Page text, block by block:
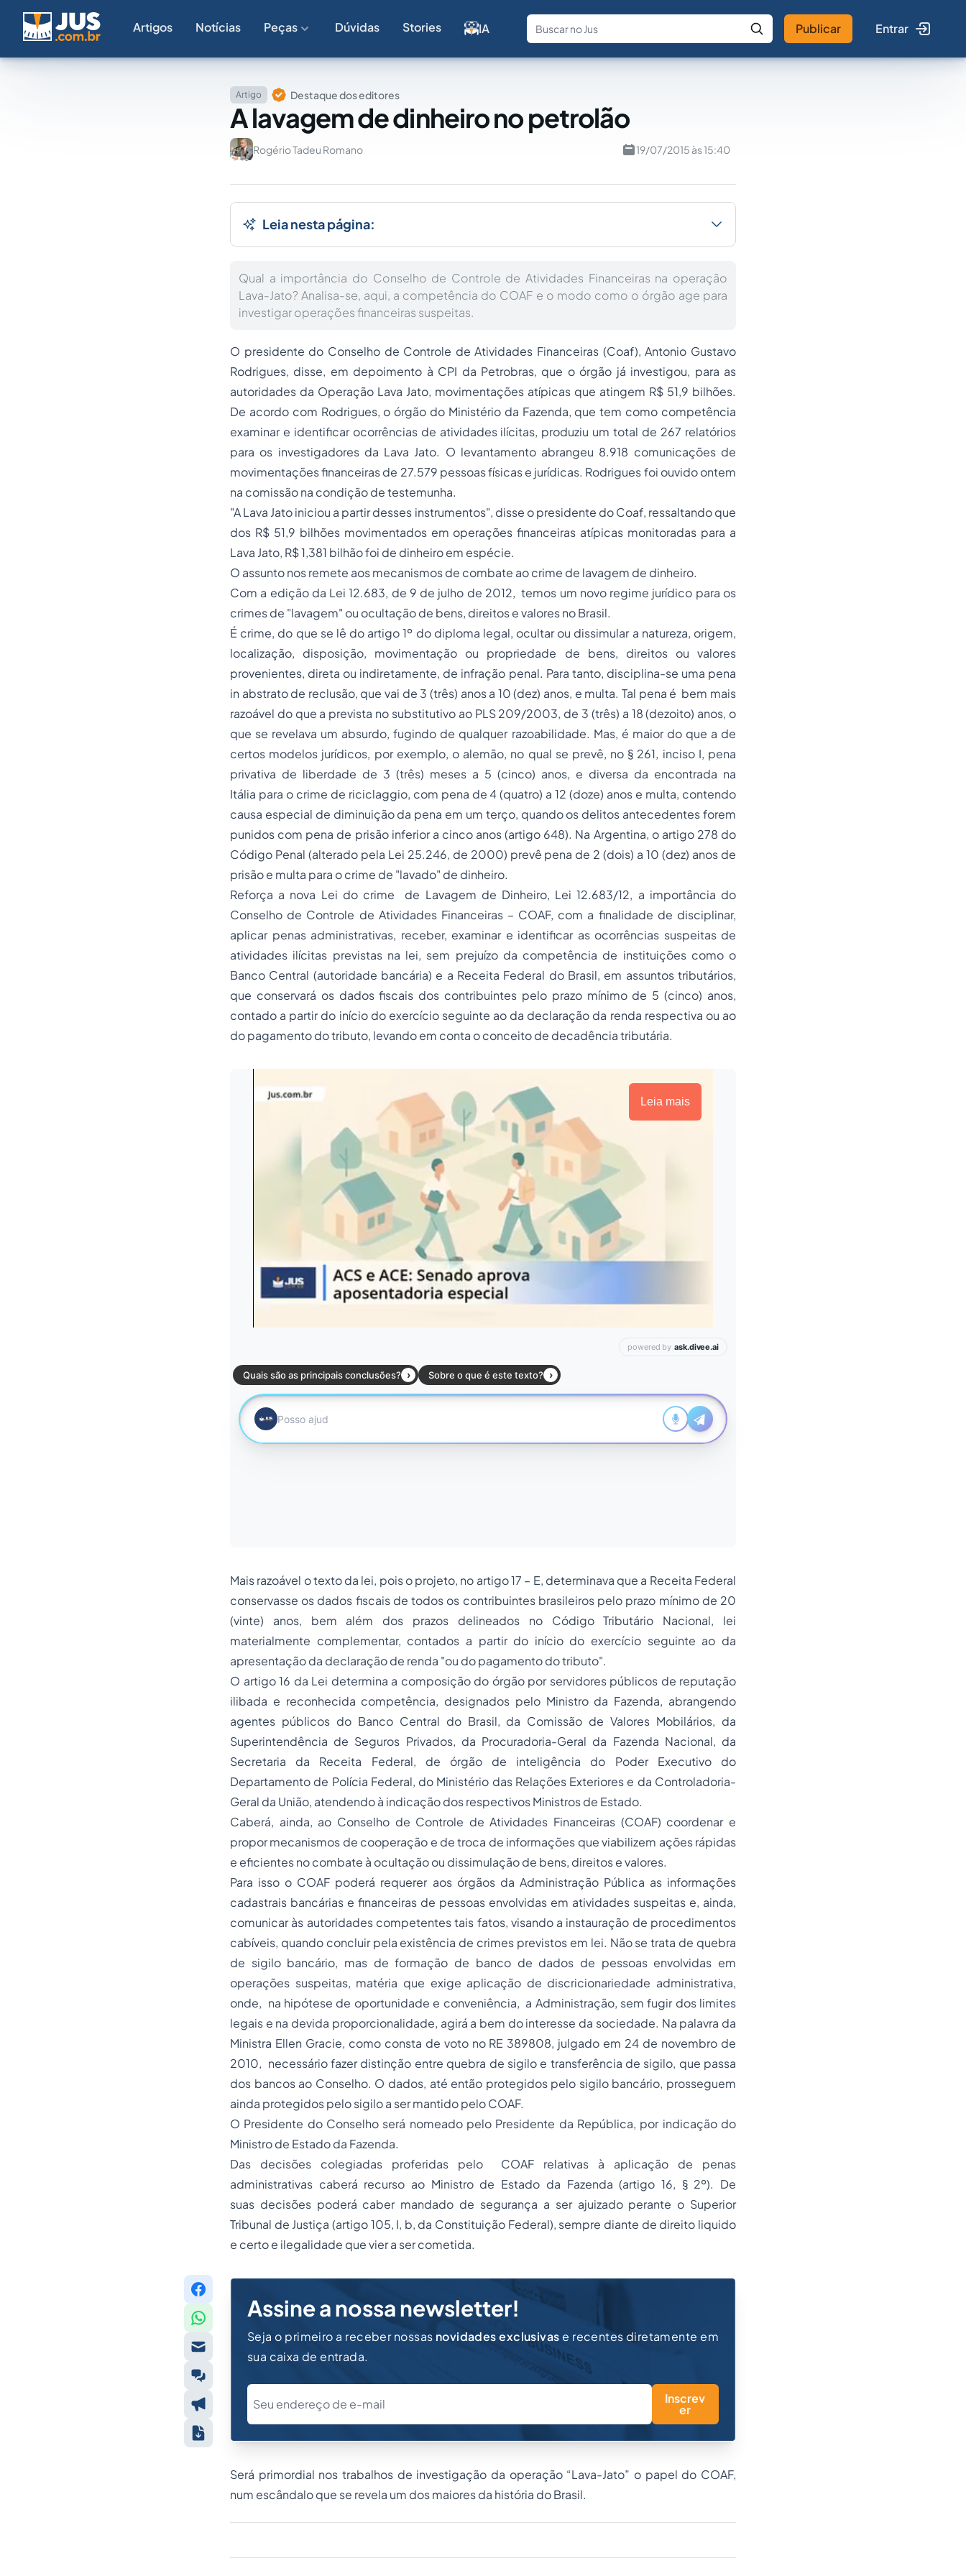
Artigos Notícias Peças Dúvidas Stories IA
Fale com a IA Buscar no Jus
Publicar Entrar
Artigo Destaque dos editores
A lavagem de dinheiro no petrolão
Rogério Tadeu Romano 19/07/2015 às 15:40
Leia nesta página:
Qual a importância do Conselho de Controle de Atividades Financeiras na operação
Lava-Jato? Analisa-se, aqui, a competência do COAF e o modo como o órgão age para
investigar operações financeiras suspeitas.
O presidente do Conselho de Controle de Atividades Financeiras (Coaf), Antonio Gustavo
Rodrigues, disse, em depoimento à CPI da Petrobras, que o órgão já investigou, para as
autoridades da Operação Lava Jato, movimentações atípicas que atingem R$ 51,9 bilhões.
De acordo com Rodrigues, o órgão do Ministério da Fazenda, que tem como competência
examinar e identificar ocorrências de atividades ilícitas, produziu um total de 267 relatórios
para os investigadores da Lava Jato. O levantamento abrangeu 8.918 comunicações de
movimentações financeiras de 27.579 pessoas físicas e jurídicas. Rodrigues foi ouvido ontem
na comissão na condição de testemunha.
"A Lava Jato iniciou a partir desses instrumentos", disse o presidente do Coaf, ressaltando que
dos R$ 51,9 bilhões movimentados em operações financeiras atípicas monitoradas para a
Lava Jato, R$ 1,381 bilhão foi de dinheiro em espécie.
O assunto nos remete aos mecanismos de combate ao crime de lavagem de dinheiro.
Com a edição da Lei 12.683, de 9 de julho de 2012, temos um novo regime jurídico para os
crimes de "lavagem" ou ocultação de bens, direitos e valores no Brasil.
É crime, do que se lê do artigo 1º do diploma legal, ocultar ou dissimular a natureza, origem,
localização, disposição, movimentação ou propriedade de bens, direitos ou valores
provenientes, direta ou indiretamente, de infração penal. Para tanto, disciplina-se uma pena
in abstrato de reclusão, que vai de 3 (três) anos a 10 (dez) anos, e multa. Tal pena é bem mais
razoável do que a prevista no substitutivo ao PLS 209/2003, de 3 (três) a 18 (dezoito) anos, o
que se revelava um absurdo, fugindo de qualquer razoabilidade. Mas, é maior do que a de
certos modelos jurídicos, por exemplo, o alemão, no qual se prevê, no § 261, inciso I, pena
privativa de liberdade de 3 (três) meses a 5 (cinco) anos, e diversa da encontrada na
Itália para o crime de riciclaggio, com pena de 4 (quatro) a 12 (doze) anos e multa, contendo
causa especial de diminuição da pena em um terço, quando os delitos antecedentes forem
punidos com pena de prisão inferior a cinco anos (artigo 648). Na Argentina, o artigo 278 do
Código Penal (alterado pela Lei 25.246, de 2000) prevê pena de 2 (dois) a 10 (dez) anos de
prisão e multa para o crime de "lavado" de dinheiro.
Reforça a nova Lei do crime de Lavagem de Dinheiro, Lei 12.683/12, a importância do
Conselho de Controle de Atividades Financeiras – COAF, com a finalidade de disciplinar,
aplicar penasadministrativas, receber, examinar e identificar as ocorrências suspeitas de
atividades ilícitas previstas na lei, sem prejuízo da competência de instituições como o
Banco Central (autoridade bancária) e a Receita Federal do Brasil, em assuntos tributários,
que conservará os dados fiscais dos contribuintes pelo prazo mínimo de 5 (cinco) anos,
contado a partir do início do exercício seguinte ao da declaração da renda respectiva ou ao
do pagamento do tributo, levando em conta o conceito de decadência tributária.
Leia mais
Mais razoável o texto da lei, pois o projeto, no artigo 17 – E, determinava que a Receita Federal
conservasse os dados fiscais de todos os contribuintes brasileiros pelo prazo mínimo de 20
(vinte) anos, bem além dos prazos delineados no Código Tributário Nacional, lei
materialmente complementar, contados a partir do início do exercício seguinte ao da
apresentação da declaração de renda "ou do pagamento do tributo".
O artigo 16 da Lei determina a composição do órgão por servidores públicos de reputação
ilibada e reconhecida competência, designados pelo Ministro da Fazenda, abrangendo
agentes públicos do Banco Central do Brasil, da Comissão de Valores Mobilários, da
Superintendência de Seguros Privados, da Procuradoria-Geral da Fazenda Nacional, da
Secretaria da Receita Federal, de órgão de inteligência do Poder Executivo do
Departamento de Polícia Federal, do Ministério das Relações Exteriores e da Controladoria-
Geral da União, atendendo à indicação dos respectivos Ministros de Estado.
Caberá, ainda, ao Conselho de Controle de Atividades Financeiras (COAF) coordenar e
propor mecanismos de cooperação e de troca de informações que viabilizem ações rápidas
e eficientes no combate à ocultação ou dissimulação de bens, direitos e valores.
Para isso o COAF poderá requerer aos órgãos da Administração Pública as informações
cadastrais bancárias e financeiras de pessoas envolvidas em atividades suspeitas e, ainda,
comunicar às autoridades competentes tais fatos, visando a instauração de procedimentos
cabíveis, quando concluir pela existência de crimes previstos em lei. Não se trata de quebra
de sigilo bancário, mas de formação de banco de dados de pessoas envolvidas em
operações suspeitas, matéria que exige aplicação de discricionariedade administrativa,
onde, na hipótese de oportunidade e conveniência, a Administração, sem fugir dos limites
legais e na devida proporcionalidade, agirá a bem do interesse da sociedade. Na palavra da
Ministra Ellen Gracie, como consta de voto no RE 389808, julgado em 24 de novembro de
2010, necessário fazer distinção entre quebra de sigilo e transferência de sigilo, que passa
dos bancos ao Conselho. O dados, até então protegidos pelo sigilo bancário, prosseguem
ainda protegidos pelo sigilo a ser mantido pelo COAF.
O Presidente do Conselho será nomeado pelo Presidente da República, por indicação do
Ministro de Estado da Fazenda.
Das decisões colegiadas proferidas pelo COAF relativas à aplicação de penas
administrativas caberá recurso ao Ministro de Estado da Fazenda (artigo 16, § 2º). De
suas decisões poderá caber mandado de segurança a ser ajuizado perante o Superior
Tribunal de Justiça (artigo 105, I, b, da Constituição Federal), sempre diante de direito liquido
e certo e ilegalidade que vier a ser cometida.
Assine a nossa newsletter!
Seja o primeiro a receber nossasnovidades exclusivas e recentes diretamente em
sua caixa de entrada.
Inscrev
er
Será primordial nos trabalhos de investigação da operação “Lava-Jato” o papel do COAF,
num escândalo que se revela um dos maiores da história do Brasil.